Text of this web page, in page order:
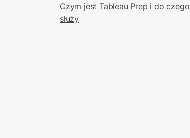
Czym jest Tableau Prep i do czego
służy